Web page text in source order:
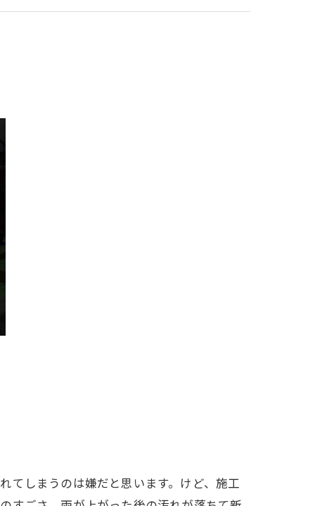
てしまうのは嫌だと思います。けど、施工